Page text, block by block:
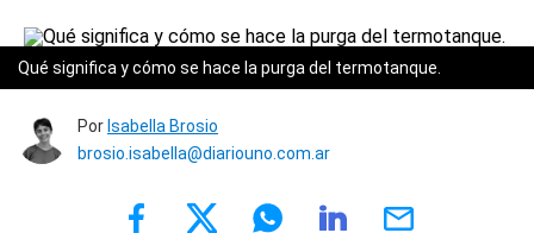
Qué significa y cómo se hace la purga del termotanque.
Por Isabella Brosio
brosio.isabella@diariouno.com.ar